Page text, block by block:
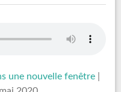
une nouvelle fenêtre